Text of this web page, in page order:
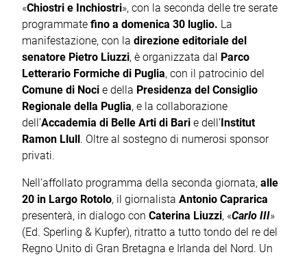
«Chiostri e Inchiostri», con la seconda delle tre serate
programmate fino a domenica 30 luglio. La
manifestazione, con la direzione editoriale del
senatore Pietro Liuzzi, è organizzata dal Parco
Letterario Formiche di Puglia, con il patrocinio del
Comune di Noci e della Presidenza del Consiglio
Regionale della Puglia, e la collaborazione
dell’Accademia di Belle Arti di Bari e dell’Institut
Ramon Llull. Oltre al sostegno di numerosi sponsor
privati.
Nell’affollato programma della seconda giornata, alle
20 in Largo Rotolo, il giornalista Antonio Caprarica
presenterà, in dialogo con Caterina Liuzzi, «Carlo III»
(Ed. Sperling & Kupfer), ritratto a tutto tondo del re del
Regno Unito di Gran Bretagna e Irlanda del Nord. Un